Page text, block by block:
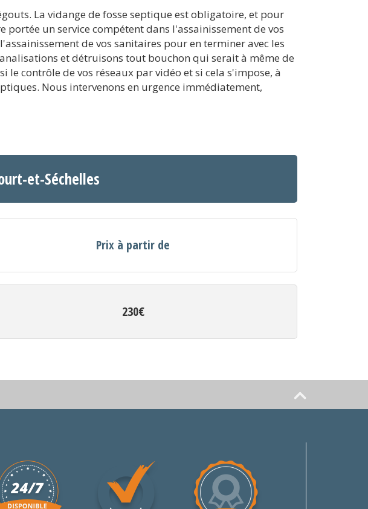
La vidange de fosse septique est obligatoire, et pour
portée un service compétent dans l'assainissement de vos
de vos sanitaires pour en terminer avec les
et détruisons tout bouchon qui serait à même de
le contrôle de vos réseaux par vidéo et si cela s'impose, à
Nous intervenons en urgence immédiatement,
et-Séchelles
Prix à partir de
230€